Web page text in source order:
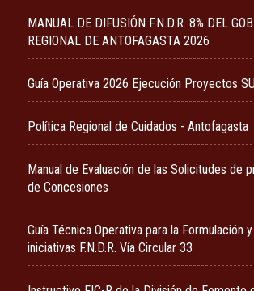
MANUAL DE DIFUSIÓN F.N.D.R. 8% DEL
REGIONAL DE ANTOFAGASTA 2026
Guía Operativa 2026 Ejecución Proyectos
Política Regional de Cuidados - Antofagasta
Manual de Evaluación de las Solicitudes de
de Concesiones
Guía Técnica Operativa para la Formulación
iniciativas F.N.D.R. Vía Circular 33